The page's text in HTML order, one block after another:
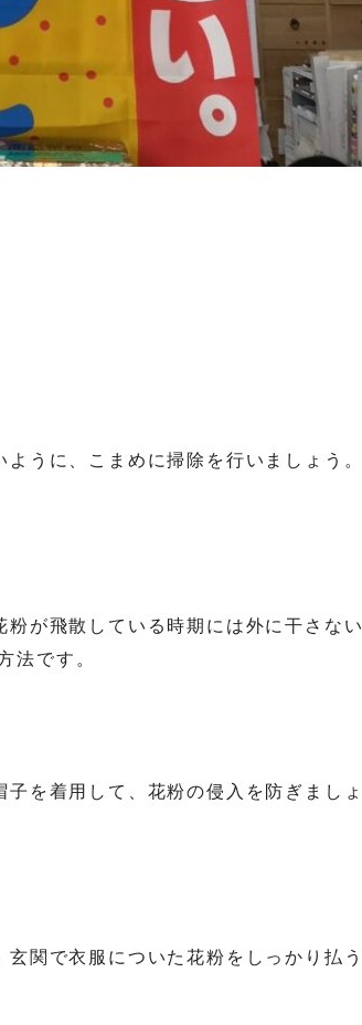
うに、こまめに掃除を行いましょう。
が飛散している時期には外に干さない
法です。
を着用して、花粉の侵入を防ぎましょ
関で衣服についた花粉をしっかり払う